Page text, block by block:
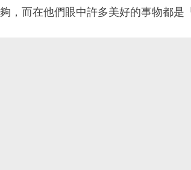
，而在他們眼中許多美好的事物都是